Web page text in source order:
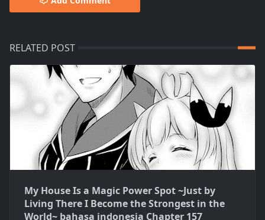
RELATED POST
My House Is a Magic Power Spot ~Just by
Living There I Become the Strongest in the
World~ bahasa indonesia Chapter 157